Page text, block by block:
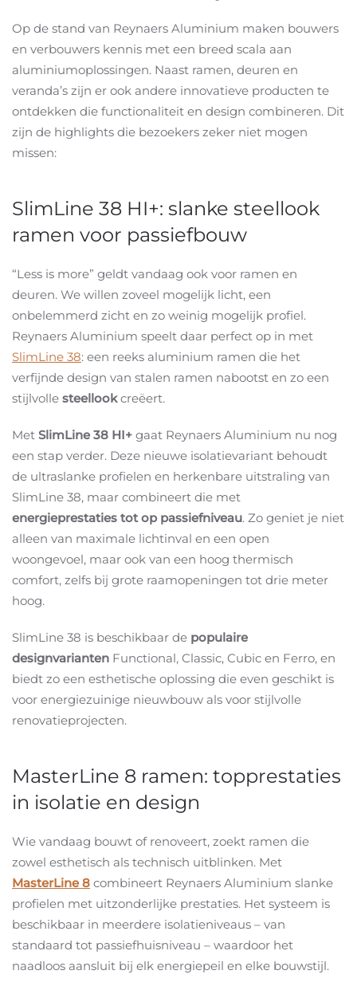
Op de stand van Reynaers Aluminium maken bouwers
en verbouwers kennis met een breed scala aan
aluminiumoplossingen. Naast ramen, deuren en
veranda’s zijn er ook andere innovatieve producten te
ontdekken die functionaliteit en design combineren. Dit
zijn de highlights die bezoekers zeker niet mogen
missen:
SlimLine 38 HI+: slanke steellook
ramen voor passiefbouw
“Less is more” geldt vandaag ook voor ramen en
deuren. We willen zoveel mogelijk licht, een
onbelemmerd zicht en zo weinig mogelijk profiel.
Reynaers Aluminium speelt daar perfect op in met
SlimLine 38: een reeks aluminium ramen die het
verfijnde design van stalen ramen nabootst en zo een
stijlvolle steellookcreëert.
Met SlimLine 38 HI+ gaat Reynaers Aluminium nu nog
een stap verder. Deze nieuwe isolatievariant behoudt
de ultraslanke profielen en herkenbare uitstraling van
SlimLine 38, maar combineert die met
energieprestaties tot op passiefniveau. Zo geniet je niet
alleen van maximale lichtinval en een open
woongevoel, maar ook van een hoog thermisch
comfort, zelfs bij grote raamopeningen tot drie meter
hoog.
SlimLine 38 is beschikbaar de populaire
designvarianten Functional, Classic, Cubic en Ferro, en
biedt zo een esthetische oplossing die even geschikt is
voor energiezuinige nieuwbouw als voor stijlvolle
renovatieprojecten.
MasterLine 8 ramen: topprestaties
in isolatie en design
Wie vandaag bouwt of renoveert, zoekt ramen die
zowel esthetisch als technisch uitblinken. Met
MasterLine 8 combineert Reynaers Aluminium slanke
profielen met uitzonderlijke prestaties. Het systeem is
beschikbaar in meerdere isolatieniveaus – van
standaard tot passiefhuisniveau – waardoor het
naadloos aansluit bij elk energiepeil en elke bouwstijl.